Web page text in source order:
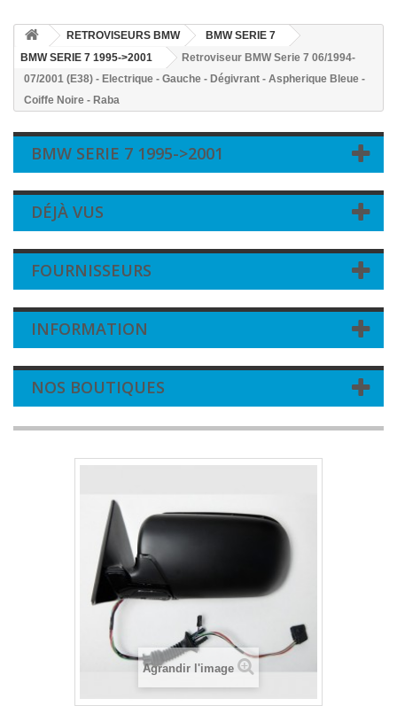
RETROVISEURS BMW
BMW SERIE 7
BMW SERIE 7 1995->2001
Retroviseur BMW Serie 7 06/1994-
07/2001 (E38) - Electrique - Gauche - Dégivrant - Aspherique Bleue -
Coiffe Noire - Raba
BMW SERIE 7 1995->2001
DÉJÀ VUS
FOURNISSEURS
INFORMATION
NOS BOUTIQUES
Agrandir l'image